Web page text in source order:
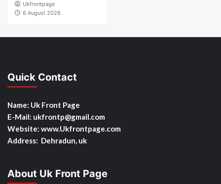
Ukfrontpage
6 August 2026
Quick Contact
Name: Uk Front Page
E-Mail: ukfrontp@gmail.com
Website: www.Ukfrontpage.com
Address: Dehradun, uk
About Uk Front Page